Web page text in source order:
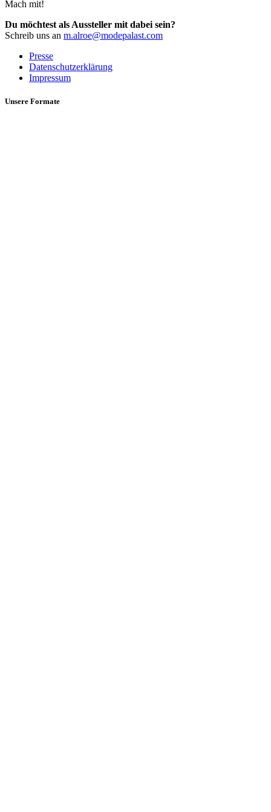
Mach mit!
Du möchtest als Aussteller mit dabei sein?
Schreib uns an m.alroe@modepalast.com
Presse
Datenschutzerklärung
Impressum
Unsere Formate